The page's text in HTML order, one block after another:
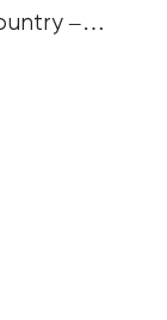
–
Corn